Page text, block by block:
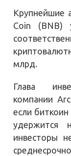
Крупнейшие
Coin (BNB)
млрд.
Глава
компании
если
удержится
инвесторы